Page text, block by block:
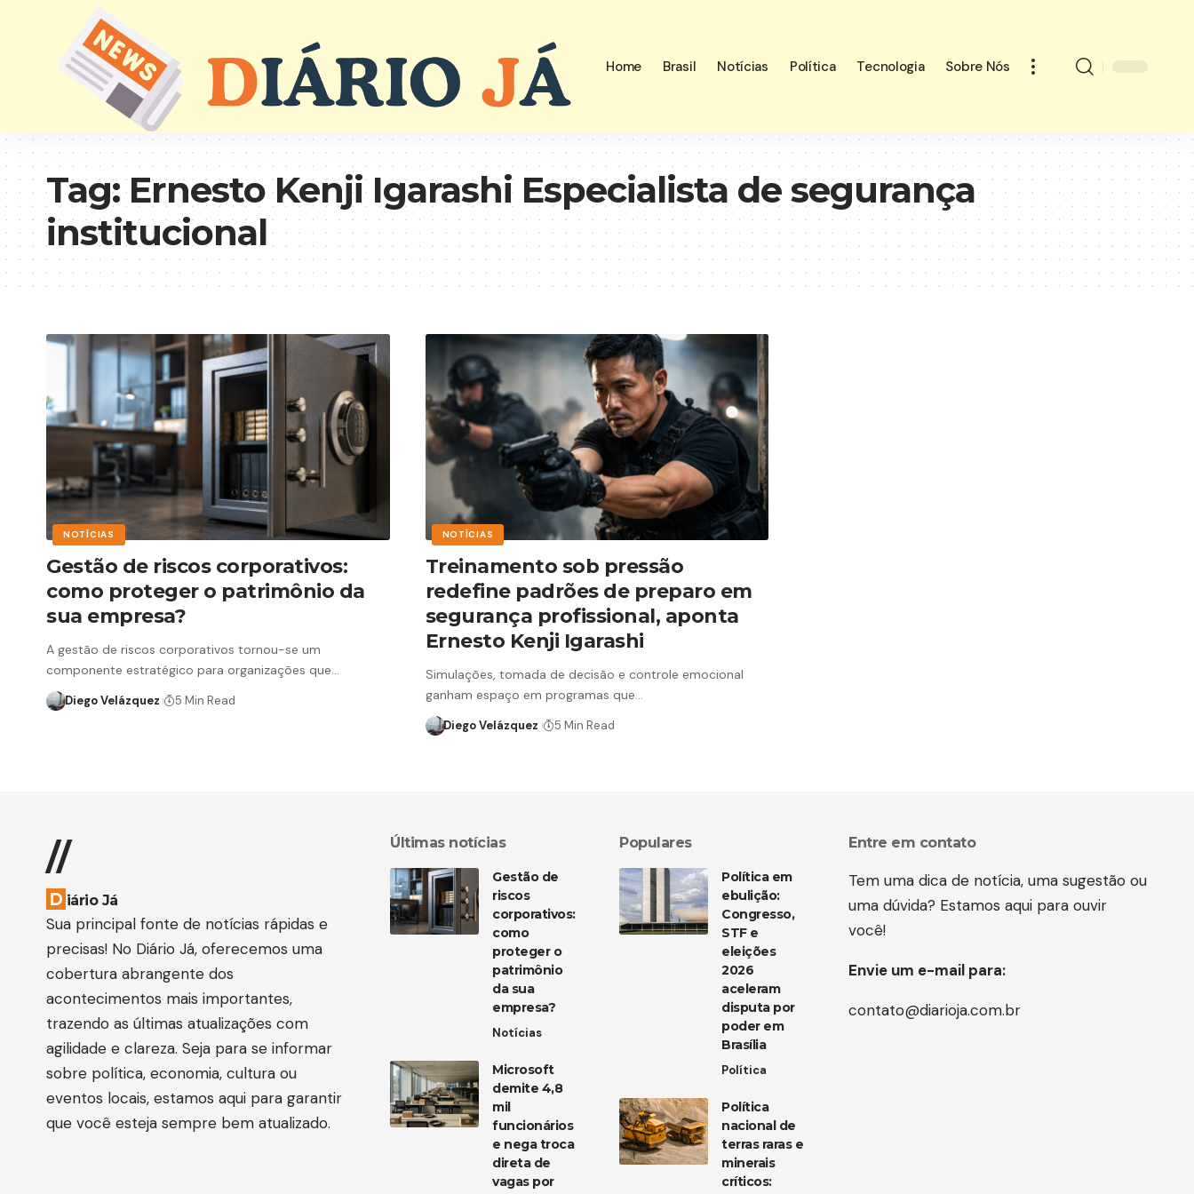
Home Brasil Notícias Política Tecnologia Sobre Nós
Tag:Ernesto Kenji Igarashi Especialista de segurança
institucional
NOTÍCIAS
Gestão de riscos corporativos:
como proteger o patrimônio da
sua empresa?
A gestão de riscos corporativos tornou-se um
componente estratégico para organizações que…
Diego Velázquez 5 Min Read
NOTÍCIAS
Treinamento sob pressão
redefine padrões de preparo em
segurança profissional, aponta
Ernesto Kenji Igarashi
Simulações, tomada de decisão e controle emocional
ganham espaço em programas que…
Diego Velázquez 5 Min Read
//
D iário Já
Sua principal fonte de notícias rápidas e
precisas! No Diário Já, oferecemos uma
cobertura abrangente dos
acontecimentos mais importantes,
trazendo as últimas atualizações com
agilidade e clareza. Seja para se informar
sobre política, economia, cultura ou
eventos locais, estamos aqui para garantir
que você esteja sempre bem atualizado.
Últimas notícias
Gestão de
riscos
corporativos:
como
proteger o
patrimônio
da sua
empresa?
Notícias
Microsoft
demite 4,8
mil
funcionários
e nega troca
direta de
vagas por
Populares
Política em
ebulição:
Congresso,
STF e
eleições
2026
aceleram
disputa por
poder em
Brasília
Política
Política
nacional de
terras raras e
minerais
críticos:
Entre em contato
Tem uma dica de notícia, uma sugestão ou
uma dúvida? Estamos aqui para ouvir
você!
Envie um e-mail para:
contato@diarioja.com.br